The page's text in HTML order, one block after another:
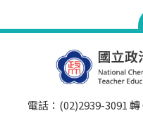
電話：(02)2939-3091